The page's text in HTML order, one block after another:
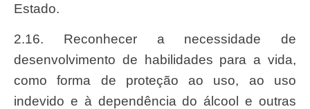
Estado.
2.16. Reconhecer a necessidade de
desenvolvimento de habilidades para a vida,
como forma de proteção ao uso, ao uso
indevido e à dependência do álcool e outras